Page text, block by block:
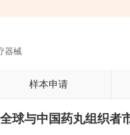
器械
样本申请
球与中国药丸组织者